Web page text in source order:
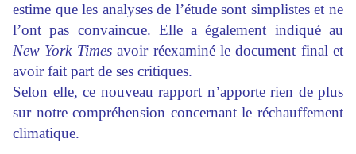
estime que les analyses de l’étude sont simplistes et ne
l’ont pas convaincue. Elle a également indiqué au
New York Timesavoir réexaminé le document final et
avoir fait part de ses critiques.
Selon elle, ce nouveau rapport n’apporte rien de plus
sur notre compréhension concernant le réchauffement
climatique.